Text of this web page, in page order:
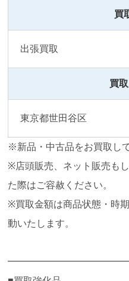
買
出張買取
買
東京都世田谷区
※新品・中古品をお買取し
※店頭販売、ネット販売も
た際はご容赦ください。
※買取金額は商品状態・時
動いたします。